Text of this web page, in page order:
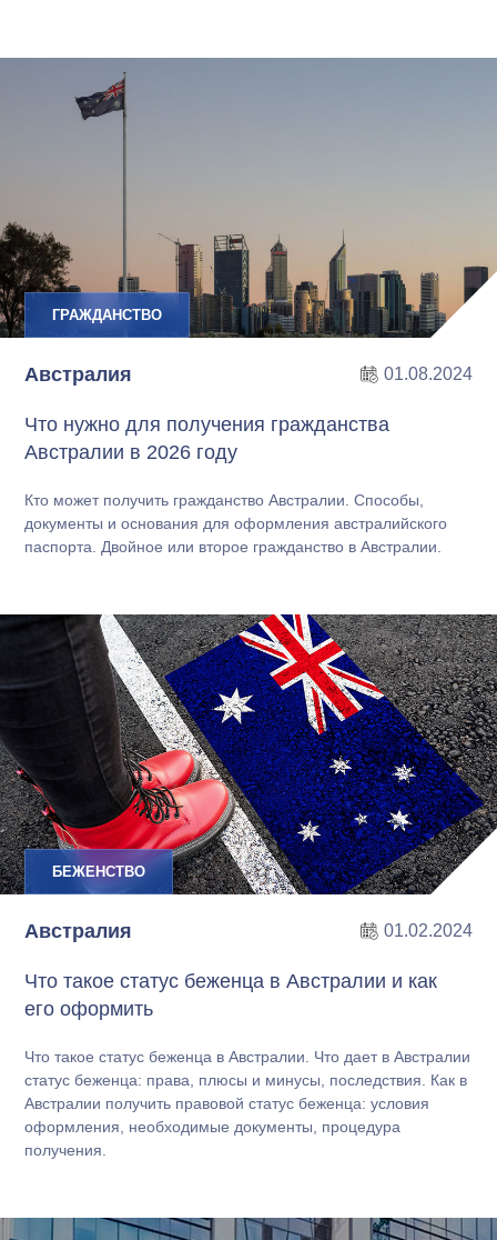
ГРАЖДАНСТВО
Австралия 01.08.2024
Что нужно для получения гражданства
Австралии в 2026 году
Кто может получить гражданство Австралии. Способы,
документы и основания для оформления австралийского
паспорта. Двойное или второе гражданство в Австралии.
БЕЖЕНСТВО
Австралия 01.02.2024
Что такое статус беженца в Австралии и как
его оформить
Что такое статус беженца в Австралии. Что дает в Австралии
статус беженца: права, плюсы и минусы, последствия. Как в
Австралии получить правовой статус беженца: условия
оформления, необходимые документы, процедура
получения.